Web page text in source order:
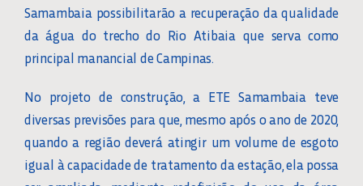
Samambaia possibilitarão a recuperação da qualidade
da água do trecho do Rio Atibaia que serva como
principal manancial de Campinas.
No projeto de construção, a ETE Samambaia teve
diversas previsões para que, mesmo após o ano de 2020,
quando a região deverá atingir um volume de esgoto
igual à capacidade de tratamento da estação, ela possa